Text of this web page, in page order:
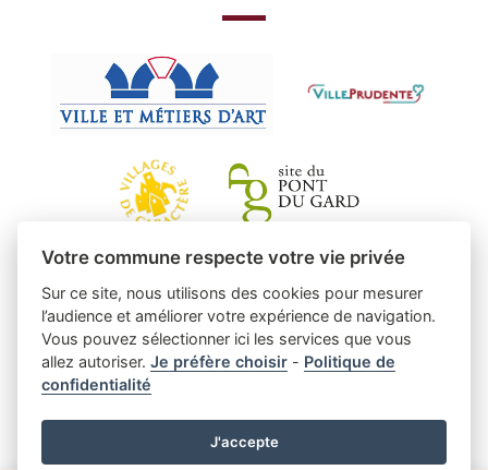
Votre commune respecte votre vie privée
Sur ce site, nous utilisons des cookies pour mesurer
l’audience et améliorer votre expérience de navigation.
Vous pouvez sélectionner ici les services que vous
allez autoriser.Je préfère choisir - Politique de
confidentialité
J'accepte